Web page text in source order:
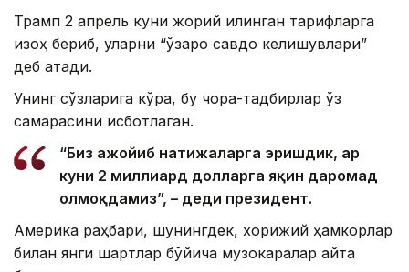
Трамп 2 апрель куни жорий қилинган тарифларга
изоҳ бериб, уларни “ўзаро савдо келишувлари”
деб атади.
Унинг сўзларига кўра, бу чора-тадбирлар ўз
самарасини исботлаган.
“Биз ажойиб натижаларга эришдик, ҳар
куни 2 миллиард долларга яқин даромад
олмоқдамиз”, – деди президент.
Америка раҳбари, шунингдек, хорижий ҳамкорлар
билан янги шартлар бўйича музокаралар қайта